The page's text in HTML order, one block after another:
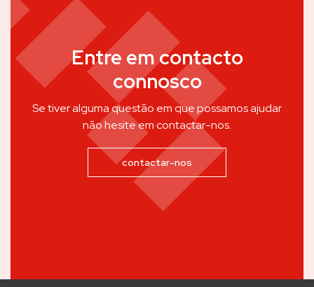
Entre em contacto
connosco
Se tiver alguma questão em que possamos ajudar
não hesite em contactar-nos.
contactar-nos